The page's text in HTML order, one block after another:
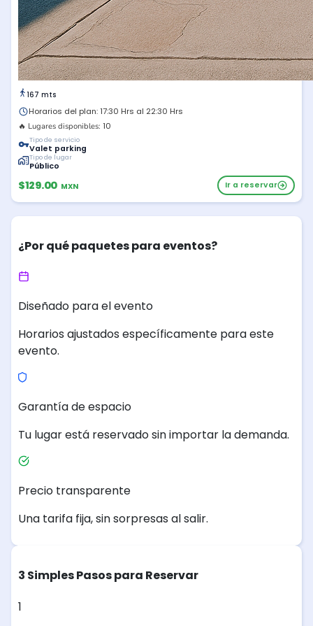
167 mts
Horarios del plan: 17:30 Hrs al 22:30 Hrs
🔥 Lugares disponibles: 10
Tipo de servicio
Valet parking
Tipo de lugar
Público
$129.00 MXN Ir a reservar
¿Por qué paquetes para eventos?
Diseñado para el evento
Horarios ajustados específicamente para este
evento.
Garantía de espacio
Tu lugar está reservado sin importar la demanda.
Precio transparente
Una tarifa fija, sin sorpresas al salir.
3 Simples Pasos para Reservar
1